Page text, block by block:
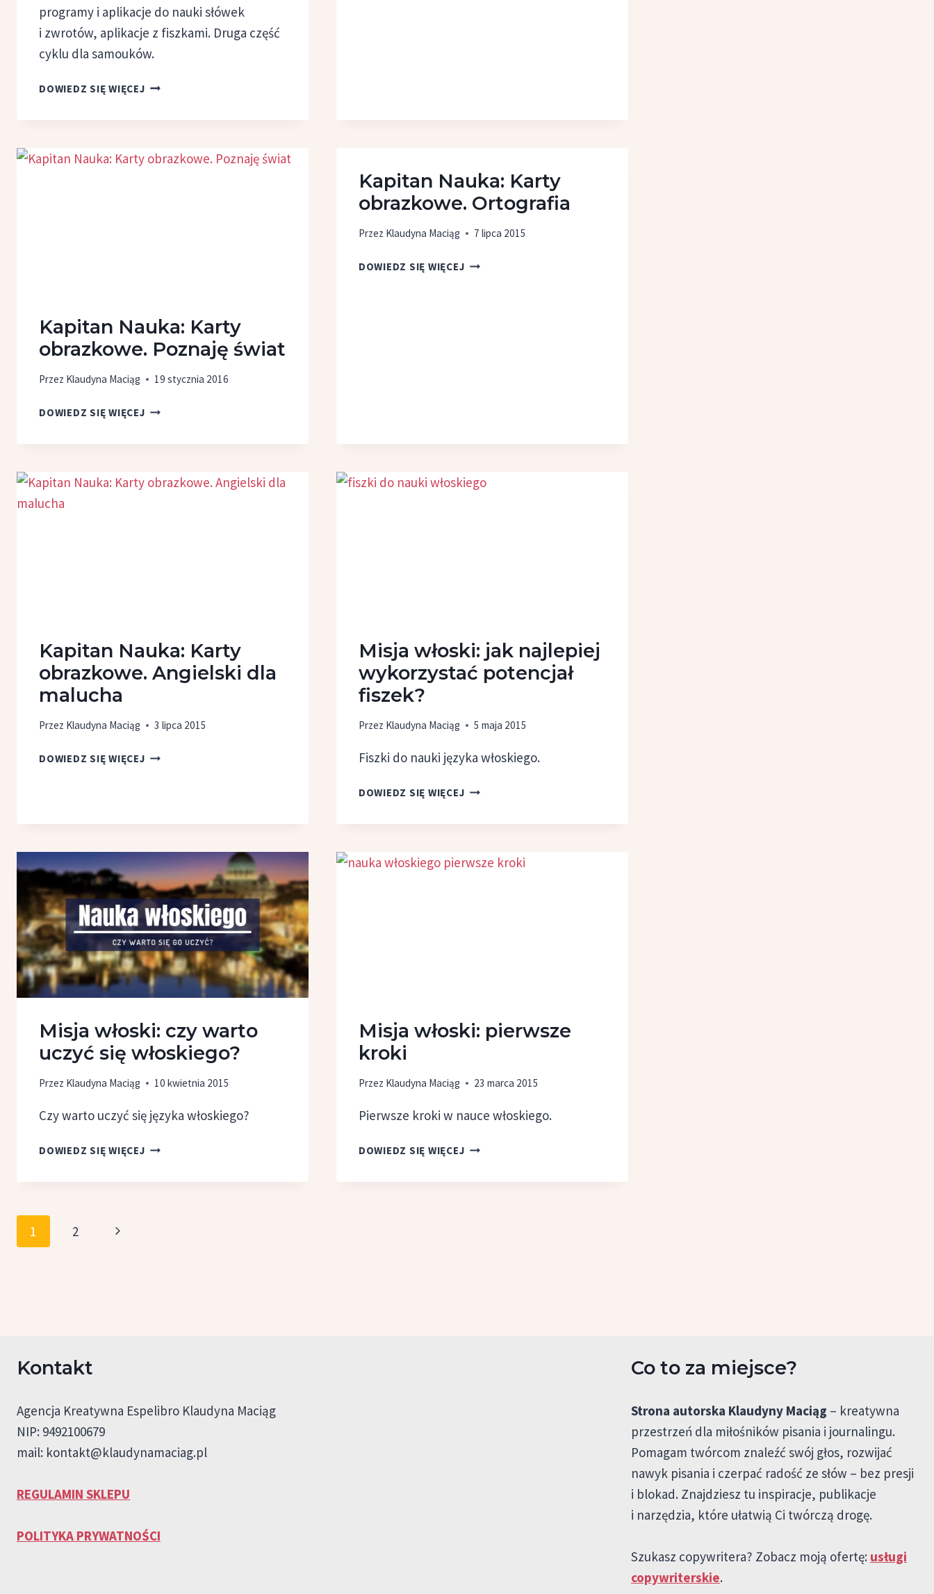
programy i aplikacje do nauki słówek
i zwrotów, aplikacje z fiszkami. Druga część
cyklu dla samouków.
DOWIEDZ SIĘ WIĘCEJSAMODZIELNA
PROGRAMY
Kapitan Nauka: Karty
obrazkowe. Poznaję świat
Przez Klaudyna Maciąg 19 stycznia 2016
DOWIEDZ SIĘ WIĘCEJKAPITAN
POZNAJĘ
ŚWIAT
Kapitan Nauka: Karty
obrazkowe. Ortografia
Przez Klaudyna Maciąg 7 lipca 2015
DOWIEDZ SIĘ WIĘCEJKAPITAN
Kapitan Nauka: Karty
obrazkowe. Angielski dla
malucha
Przez Klaudyna Maciąg 3 lipca 2015
DOWIEDZ SIĘ WIĘCEJKAPITAN
MALUCHA
Misja włoski: jak najlepiej
wykorzystać potencjał
fiszek?
Przez Klaudyna Maciąg 5 maja 2015
Fiszki do nauki języka włoskiego.
DOWIEDZ SIĘ WIĘCEJMISJA
WYKORZYSTAĆ
POTENCJAŁ
Misja włoski: czy warto
uczyć się włoskiego?
Przez Klaudyna Maciąg 10 kwietnia 2015
Czy warto uczyć się języka włoskiego?
DOWIEDZ SIĘ WIĘCEJMISJA
Misja włoski: pierwsze
kroki
Przez Klaudyna Maciąg 23 marca 2015
Pierwsze kroki w nauce włoskiego.
DOWIEDZ SIĘ WIĘCEJMISJA
Nawigacja
strony
1 2
Następna
Kontakt
Agencja Kreatywna Espelibro Klaudyna Maciąg
NIP: 9492100679
mail: kontakt@klaudynamaciag.pl
REGULAMIN SKLEPU
POLITYKA PRYWATNOŚCI
Co to za miejsce?
Strona autorska Klaudyny Maciąg – kreatywna
przestrzeń dla miłośników pisania i journalingu.
Pomagam twórcom znaleźć swój głos, rozwijać
nawyk pisania i czerpać radość ze słów – bez presji
i blokad. Znajdziesz tu inspiracje, publikacje
i narzędzia, które ułatwią Ci twórczą drogę.
Szukasz copywritera? Zobacz moją ofertę: usługi
copywriterskie.